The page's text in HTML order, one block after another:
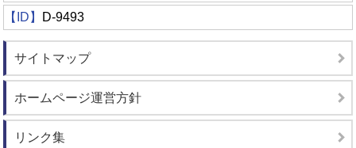
【ID】 D-9493
サイトマップ
ホームページ運営方針
リンク集